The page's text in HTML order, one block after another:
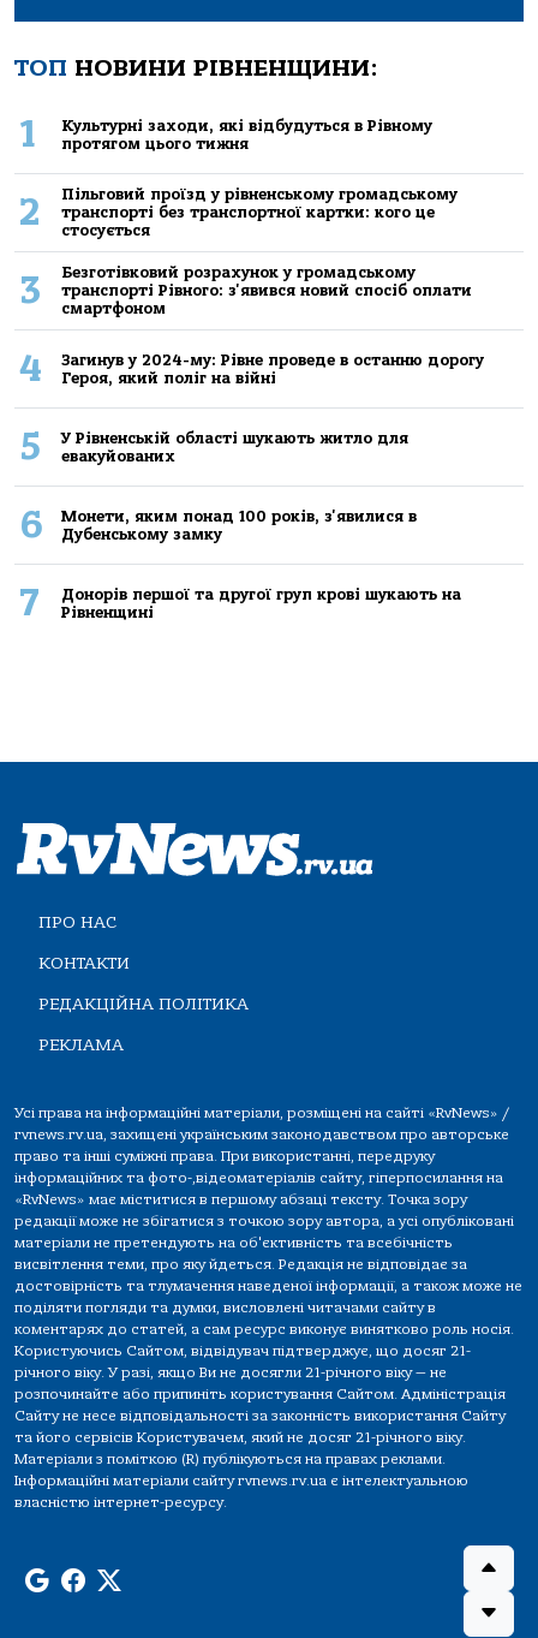
ТОП НОВИНИ РІВНЕНЩИНИ:
1
Культурні заходи, які відбудуться в Рівному
протягом цього тижня
2
Пільговий проїзд у рівненському громадському
транспорті без транспортної картки: кого це
стосується
3
Безготівковий розрахунок у громадському
транспорті Рівного: з'явився новий спосіб оплати
смартфоном
4
Загинув у 2024-му: Рівне проведе в останню дорогу
Героя, який поліг на війні
5
У Рівненській області шукають житло для
евакуйованих
6
Монети, яким понад 100 років, з'явилися в
Дубенському замку
7
Донорів першої та другої груп крові шукають на
Рівненщині
ПРО НАС
КОНТАКТИ
РЕДАКЦІЙНА ПОЛІТИКА
РЕКЛАМА
Усі права на інформаційні матеріали, розміщені на сайті «RvNews» /
rvnews.rv.ua, захищені українським законодавством про авторське
право та інші суміжні права. При використанні, передруку
інформаційних та фото-,відеоматеріалів сайту, гіперпосилання на
«RvNews» має міститися в першому абзаці тексту. Точка зору
редакції може не збігатися з точкою зору автора, а усі опубліковані
матеріали не претендують на об'єктивність та всебічність
висвітлення теми, про яку йдеться. Редакція не відповідає за
достовірність та тлумачення наведеної інформації, а також може не
поділяти погляди та думки, висловлені читачами сайту в
коментарях до статей, а сам ресурс виконує винятково роль носія.
Користуючись Сайтом, відвідувач підтверджує, що досяг 21-
річного віку. У разі, якщо Ви не досягли 21-річного віку — не
розпочинайте або припиніть користування Сайтом. Адміністрація
Сайту не несе відповідальності за законність використання Сайту
та його сервісів Користувачем, який не досяг 21-річного віку.
Матеріали з поміткою (R) публікуються на правах реклами.
Інформаційні матеріали сайту rvnews.rv.ua є інтелектуальною
власністю інтернет-ресурсу.